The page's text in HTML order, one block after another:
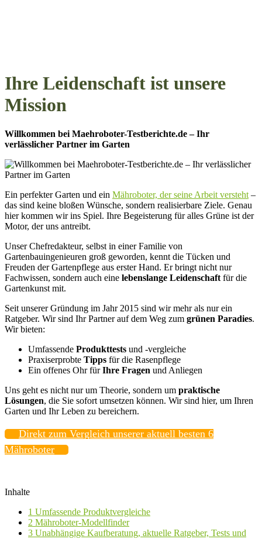
Ihre Leidenschaft ist unsere
Mission
Willkommen bei Maehroboter-Testberichte.de – Ihr
verlässlicher Partner im Garten
Ein perfekter Garten und ein Mähroboter, der seine Arbeit versteht –
das sind keine bloßen Wünsche, sondern realisierbare Ziele. Genau
hier kommen wir ins Spiel. Ihre Begeisterung für alles Grüne ist der
Motor, der uns antreibt.
Unser Chefredakteur, selbst in einer Familie von
Gartenbauingenieuren groß geworden, kennt die Tücken und
Freuden der Gartenpflege aus erster Hand. Er bringt nicht nur
Fachwissen, sondern auch eine lebenslange Leidenschaft für die
Gartenkunst mit.
Seit unserer Gründung im Jahr 2015 sind wir mehr als nur ein
Ratgeber. Wir sind Ihr Partner auf dem Weg zum grünen Paradies.
Wir bieten:
Umfassende Produkttests und -vergleiche
Praxiserprobte Tipps für die Rasenpflege
Ein offenes Ohr fürIhre Fragen und Anliegen
Uns geht es nicht nur um Theorie, sondern um praktische
Lösungen, die Sie sofort umsetzen können. Wir sind hier, um Ihren
Garten und Ihr Leben zu bereichern.
Direkt zum Vergleich unserer aktuell besten 6
Mähroboter
Inhalte
1 Umfassende Produktvergleiche
2 Mähroboter-Modellfinder
3 Unabhängige Kaufberatung, aktuelle Ratgeber, Tests und